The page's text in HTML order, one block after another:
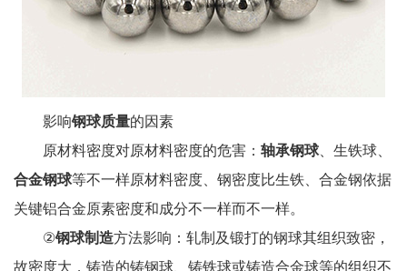
影响钢球质量的因素
原材料密度对原材料密度的危害： 轴承钢球、生铁球、
合金钢球等不一样原材料密度、钢密度比生铁、合金钢依据
关键铝合金原素密度和成分不一样而不一样。
②钢球制造方法影响：轧制及锻打的钢球其组织致密，
故密度大，铸造的铸钢球、铸铁球或铸造合金球等的组织不